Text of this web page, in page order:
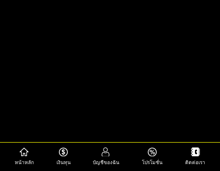
หน้าหลัก เงินทุน บัญชีของฉัน โปรโมชั่น ติดต่อเรา